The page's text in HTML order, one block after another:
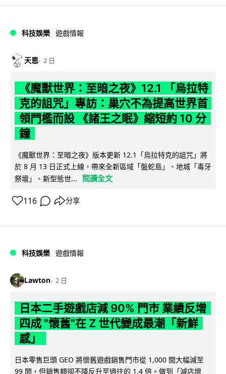
科技娛樂 遊戲情報
天恩 2 日
《魔獸世界：至暗之夜》12.1 「烏拉特
克的詛咒」專訪：巢穴不為提高世界首
領門檻而設 《諸王之眠》縮短約 10 分
鐘
《魔獸世界：至暗之夜》版本更新 12.1「烏拉特克的詛咒」將
於 8 月 13 日正式上線，帶來全新區域「盤蛇島」、地城「毒牙
祭壇」、新型態世...
閱讀全文
116 分享
科技娛樂 遊戲情報
Lawton 2 日
日本二手遊戲店減 90% 門市 業績反增
四成 "懷舊"在 Z 世代變成最潮「新鮮
感」
日本零售巨頭 GEO 將懷舊遊戲銷售門市從 1,000 間大幅減至
99 間，但銷售額卻不降反升至過往的 1.4 倍。做到「減店增